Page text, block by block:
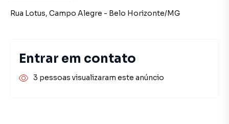
Rua Lotus, Campo Alegre - Belo Horizonte/MG
Entrar em contato
3 pessoas visualizaram este anúncio